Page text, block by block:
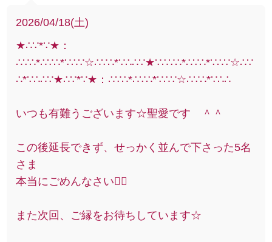
2026/04/18(土)
★∴∵*∵★：
∴∵∴*∴∵∴*∵∴∵☆∴∵∴*∵∴∴∵★∵∴∵∴*∴∵∴*∵∴∵☆∴∵
∴*∵∴∴∵★∴∵*∵★：∴∵∴*∴∵∴*∵∴∵☆∴∵∴*∵∴∴
いつも有難うございます☆聖愛です ＾＾
この後延長できず、せっかく並んで下さった5名
さま
本当にごめんなさい🙇‍♀️
また次回、ご縁をお待ちしています☆